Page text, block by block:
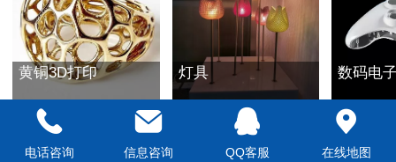
黄铜3D打印 灯具 数码电
电话咨询 信息咨询 QQ客服 在线地图